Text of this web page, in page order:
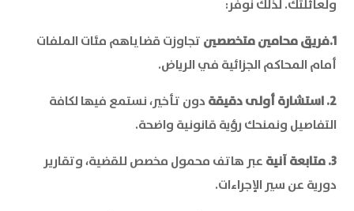
ولعائلتك. لذلك نوفر:
1.فريق محامين متخصصين
تجاوزت قضاياهم مئات الملفات
أمام المحاكم الجزائية في الرياض.
2. استشارة أولى دقيقة
دون تأخير، نستمع فيها لكافة
التفاصيل ونمنحك رؤية قانونية واضحة.
3. متابعة آنية
عبر هاتف محمول مخصص للقضية، وتقارير
دورية عن سير الإجراءات.